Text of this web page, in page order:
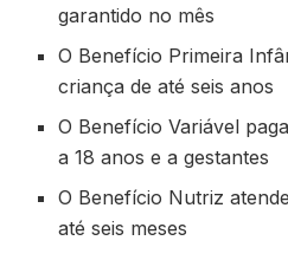
garantido no mês
O Benefício Primeira
criança de até seis anos
O Benefício Variável paga
a 18 anos e a gestantes
O Benefício Nutriz
até seis meses